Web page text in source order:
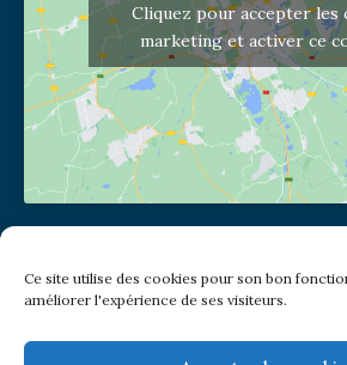
Ce site utilise des cookies pour son bon
améliorer l'expérience de ses visiteurs.
Cliquez pour accepter les
marketing et activer ce
(pas de courrier à cette adresse)
2 place Jules Joffrin - 75018
Metro: Jules Joffrin ou Simplon